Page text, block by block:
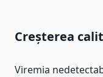
Creșterea
Viremia